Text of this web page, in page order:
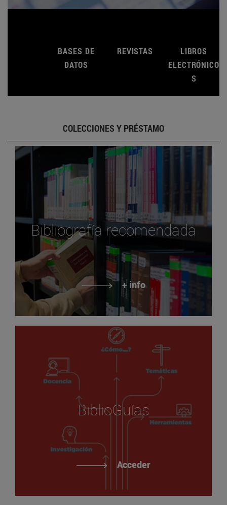
BASES DE
DATOS
REVISTAS
LIBROS
ELECTRÓNICO
S
COLECCIONES Y PRÉSTAMO
Bibliografía recomendada
+ info
BiblioGuías
Acceder